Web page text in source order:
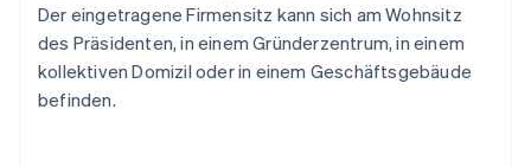
Der eingetragene Firmensitz kann sich am Wohnsitz
des Präsidenten, in einem Gründerzentrum, in einem
kollektiven Domizil oder in einem Geschäftsgebäude
befinden.